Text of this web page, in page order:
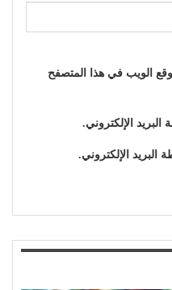
الويب في هذا المتصفح
البريد الإلكتروني.
البريد الإلكتروني.